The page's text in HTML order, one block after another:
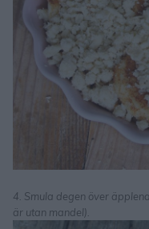
4. Smula degen över
är utan mandel).